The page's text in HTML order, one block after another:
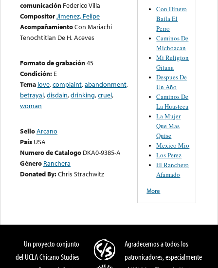
comunicación Federico Villa
CompositorJimenez, Felipe
AcompañamientoCon Mariachi
Tenochtitlan De H. Aceves
Formato de grabación45
Condición: E
Tema love,complaint,abandonment,
betrayal,disdain,drinking,cruel,
woman
SelloArcano
País USA
Numero de Catalogo DKA0-9385-A
Género Ranchera
Donated By:Chris Strachwitz
Con Dinero
Baila El
Perro
Caminos De
Michoacan
Mi Religion
Gitana
Despues De
Un Año
Caminos De
La Huasteca
La Mujer
Que Mas
Quise
Mexico Mio
Los Perez
El Ranchero
Afamado
More
Un proyecto conjunto
del UCLA Chicano Studies
Agradecemos a todos los
patronicadores, especialmente